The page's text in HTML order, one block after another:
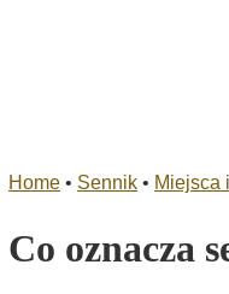
Home • Sennik • Miejsca
Co oznacza